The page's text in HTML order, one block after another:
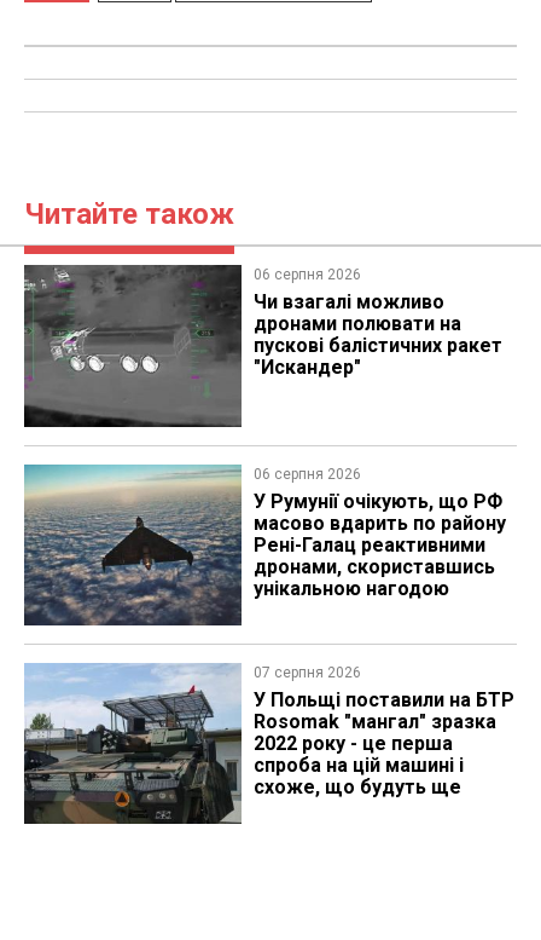
Читайте також
06 серпня 2026
Чи взагалі можливо
дронами полювати на
пускові балістичних ракет
"Искандер"
06 серпня 2026
У Румунії очікують, що РФ
масово вдарить по району
Рені-Галац реактивними
дронами, скориставшись
унікальною нагодою
07 серпня 2026
У Польщі поставили на БТР
Rosomak "мангал" зразка
2022 року - це перша
спроба на цій машині і
схоже, що будуть ще